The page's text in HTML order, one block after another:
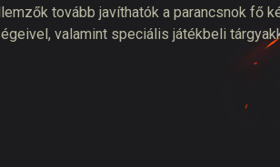
tovább javíthatók a parancsnok fő
valamint speciális játékbeli